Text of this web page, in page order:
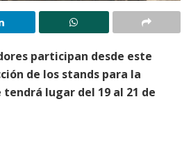
participan desde este
de los stands para la
lugar del 19 al 21 de